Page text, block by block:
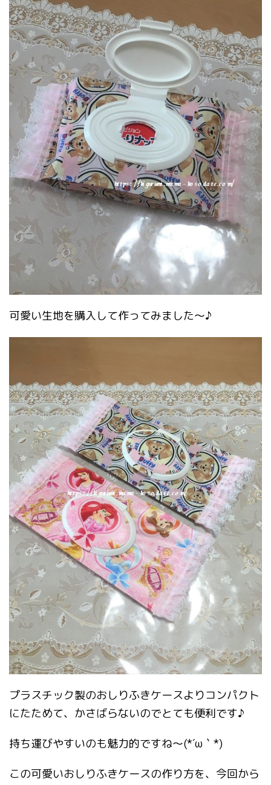
可愛い生地を購入して作ってみました～♪
プラスチック製のおしりふきケースよりコンパクト
にたためて、かさばらないのでとても便利です♪
持ち運びやすいのも魅力的ですね～(*´ω｀*)
この可愛いおしりふきケースの作り方を、今回から